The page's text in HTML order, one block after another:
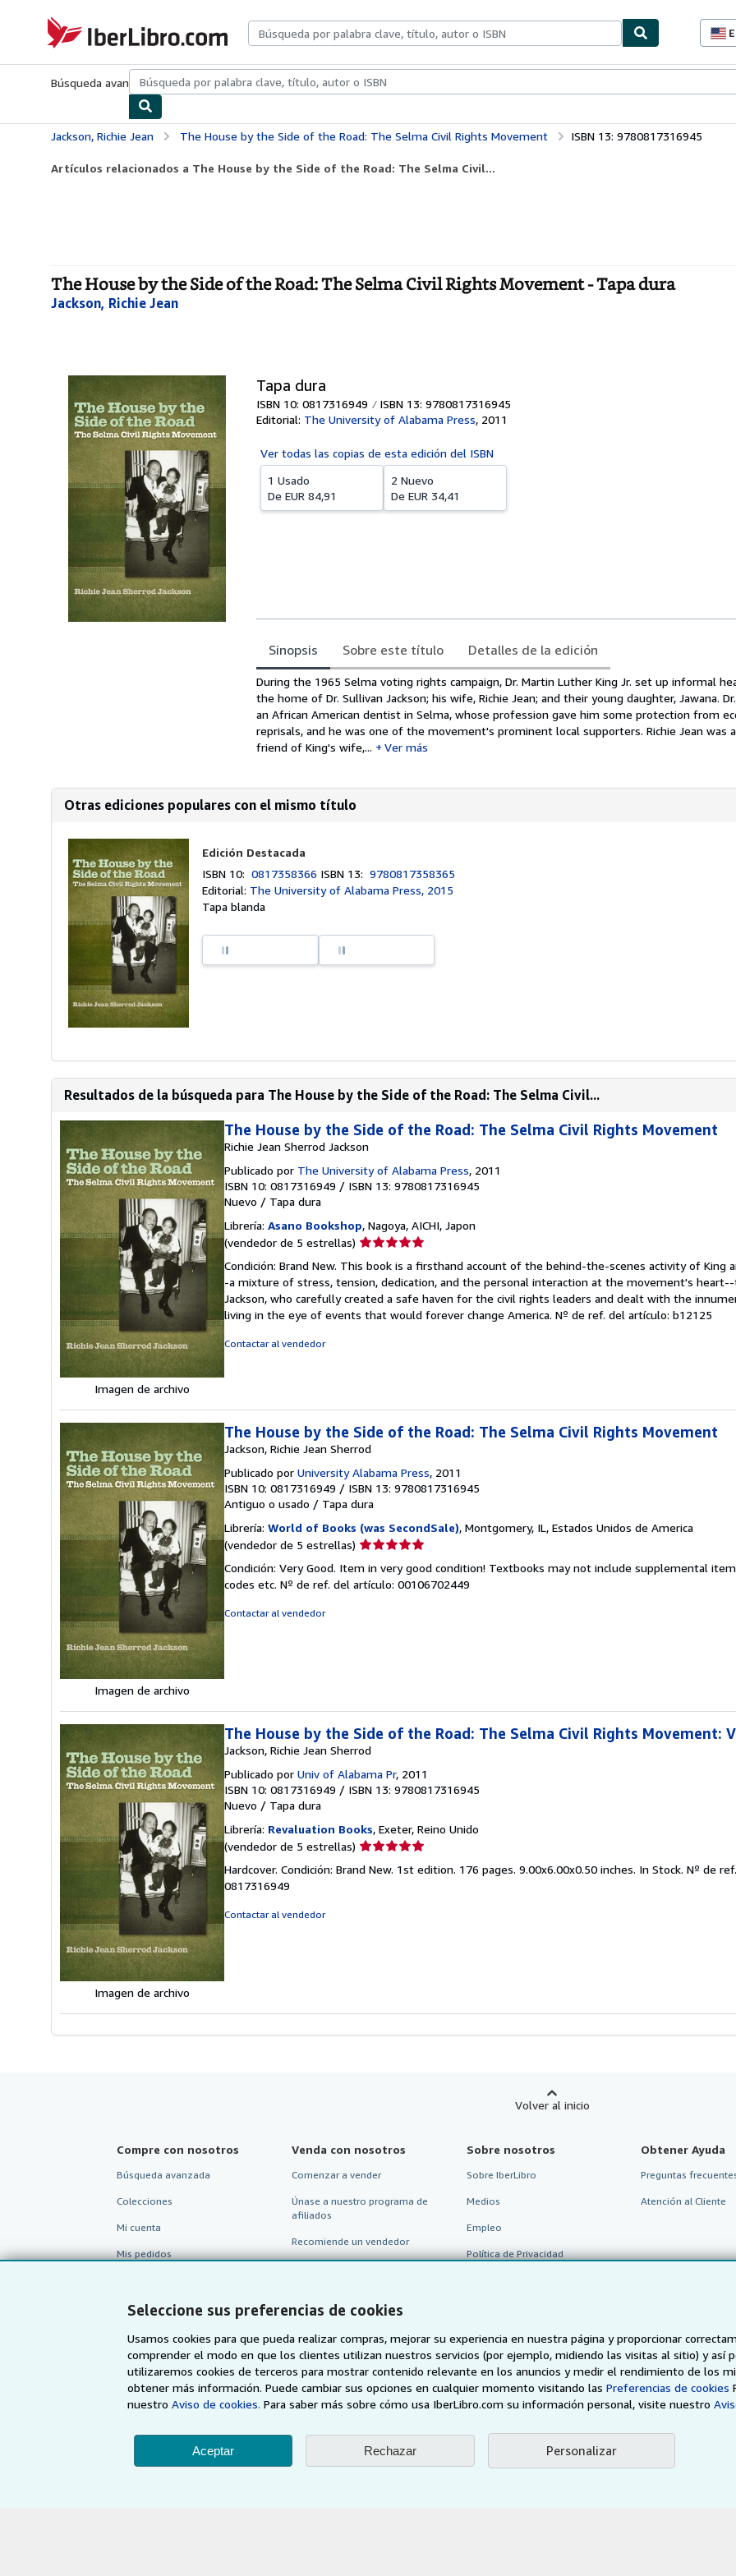
Seleccione sus preferencias de cookies
Usamos cookies para que pueda realizar compras, mejorar su experiencia en nuestra página y proporcionar
comprender el modo en que los clientes utilizan nuestros servicios (por ejemplo, midiendo las visitas al sitio) y así
utilizaremos cookies de terceros para mostrar contenido relevante en los anuncios y medir el rendimiento de los
obtener más información. Puede cambiar sus opciones en cualquier momento visitando las Preferencias de cookies
nuestroAviso de cookies. Para saber más sobre cómo usa IberLibro.com su información personal, visite nuestro
Aceptar Rechazar Personalizar
IberLibro.com
Búsqueda avanzadaColecciones Libros antiguosArte y coleccionismo
Jackson, Richie Jean The House by the Side of the Road: The Selma Civil Rights Movement ISBN 13: 9780817316945
Artículos relacionados a The House by the Side of the Road: The Selma Civil...
The House by the Side of the Road: The Selma Civil Rights Movement - Tapa dura
Jackson, Richie Jean
Tapa dura
ISBN 10: 0817316949
ISBN 13: 9780817316945
Editorial: The University of Alabama Press, 2011
Ver todas las copias de esta edición del ISBN
1 Usado
De EUR 84,91
2 Nuevo
De EUR 34,41
Sinopsis Sobre este título Detalles de la edición
Sinopsis
During the 1965 Selma voting rights campaign, Dr. Martin Luther King Jr. set up informal
the home of Dr. Sullivan Jackson; his wife, Richie Jean; and their young daughter, Jawana.
an African American dentist in Selma, whose profession gave him some protection from
reprisals, and he was one of the movement's prominent local supporters. Richie Jean was
friend of King's wife,...
Ver más
Otras ediciones populares con el mismo título
Edición Destacada
ISBN 10:0817358366 ISBN 13:9780817358365
Editorial: The University of Alabama Press, 2015
Tapa blanda
Resultados de la búsqueda para The House by the Side of the Road: The Selma Civil...
Imagen de archivo
The House by the Side of the Road: The Selma Civil Rights Movement
Richie Jean Sherrod Jackson
Publicado por The University of Alabama Press, 2011
ISBN 10: 0817316949 / ISBN 13: 9780817316945
Nuevo / Tapa dura
Librería: Asano Bookshop, Nagoya, AICHI, Japon
(vendedor de 5 estrellas) Calificación
vendedor:
5
de
5
Condición: Brand New. This book is a firsthand account of the behind-the-scenes activity of King
-a mixture of stress, tension, dedication, and the personal interaction at the movement's heart--
Jackson, who carefully created a safe haven for the civil rights leaders and dealt with the
living in the eye of events that would forever change America. Nº de ref. del artículo: b12125
Contactar al vendedor
Imagen de archivo
The House by the Side of the Road: The Selma Civil Rights Movement
Jackson, Richie Jean Sherrod
Publicado por University Alabama Press, 2011
ISBN 10: 0817316949 / ISBN 13: 9780817316945
Antiguo o usado / Tapa dura
Librería: World of Books (was SecondSale), Montgomery, IL, Estados Unidos de America
(vendedor de 5 estrellas) Calificación
vendedor:
5
Condición: Very Good. Item in very good condition! Textbooks may not include supplemental
codes etc. Nº de ref. del artículo: 00106702449
Contactar al vendedor
Imagen de archivo
The House by the Side of the Road: The Selma Civil Rights Movement:
Jackson, Richie Jean Sherrod
Publicado por Univ of Alabama Pr, 2011
ISBN 10: 0817316949 / ISBN 13: 9780817316945
Nuevo / Tapa dura
Librería: Revaluation Books, Exeter, Reino Unido
(vendedor de 5 estrellas) Calificación
vendedor:
Hardcover. Condición: Brand New. 1st edition. 176 pages. 9.00x6.00x0.50 inches. In Stock. Nº de
0817316949
Contactar al vendedor
Volver al inicio
Compre con nosotros
Búsqueda avanzada
Colecciones
Mi cuenta
Mis pedidos
Venda con nosotros
Comenzar a vender
Únase a nuestro programa de
afiliados
Recomiende un vendedor
Sobre nosotros
Sobre IberLibro
Medios
Empleo
Política de Privacidad
Obtener Ayuda
Preguntas
Atención al Cliente